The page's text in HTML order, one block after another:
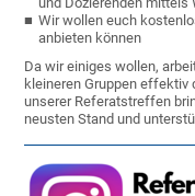
Wir wollen euch
anbieten können
Da wir einiges wollen,
kleineren Gruppen effektiv
unserer Referatstreffen
neusten Stand und